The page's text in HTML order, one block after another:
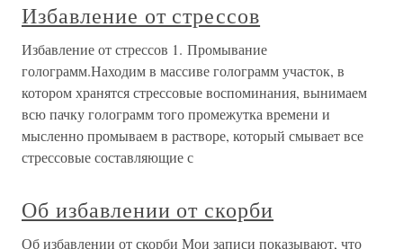
Избавление от стрессов
Избавление от стрессов 1. Промывание
голограмм.Находим в массиве голограмм участок, в
котором хранятся стрессовые воспоминания, вынимаем
всю пачку голограмм того промежутка времени и
мысленно промываем в растворе, который смывает все
стрессовые составляющие с
Об избавлении от скорби
Об избавлении от скорби Мои записи показывают, что